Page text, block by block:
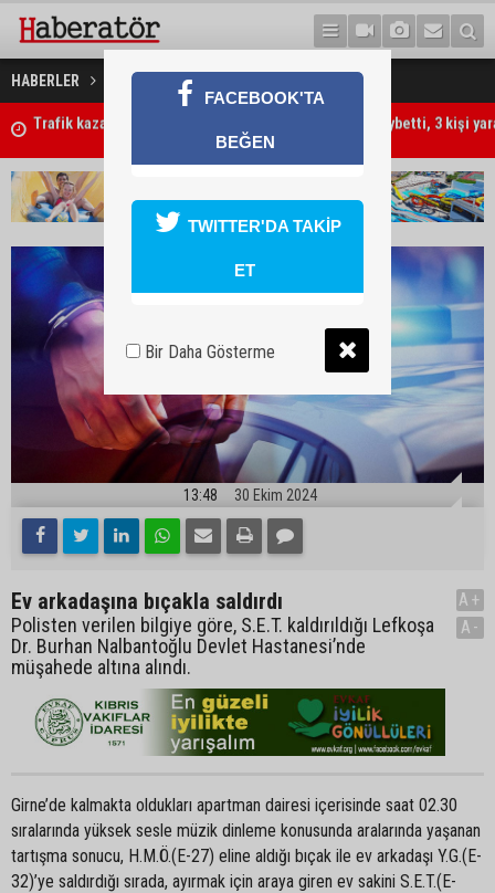
HABERLER GÜNDEM Ev arkadaşına bıçakla saldırdı
"Ben öldürdüm"
13:48 30 Ekim 2024
Ev arkadaşına bıçakla saldırdı
Polisten verilen bilgiye göre, S.E.T. kaldırıldığı Lefkoşa
Dr. Burhan Nalbantoğlu Devlet Hastanesi’nde
müşahede altına alındı.
A+
A-
Girne’de kalmakta oldukları apartman dairesi içerisinde saat 02.30
sıralarında yüksek sesle müzik dinleme konusunda aralarında yaşanan
tartışma sonucu, H.M.Ö.(E-27) eline aldığı bıçak ile ev arkadaşı Y.G.(E-
32)’ye saldırdığı sırada, ayırmak için araya giren ev sakini S.E.T.(E-
FACEBOOK'TA
BEĞEN
TWITTER'DA TAKİP
ET
Bir Daha Gösterme